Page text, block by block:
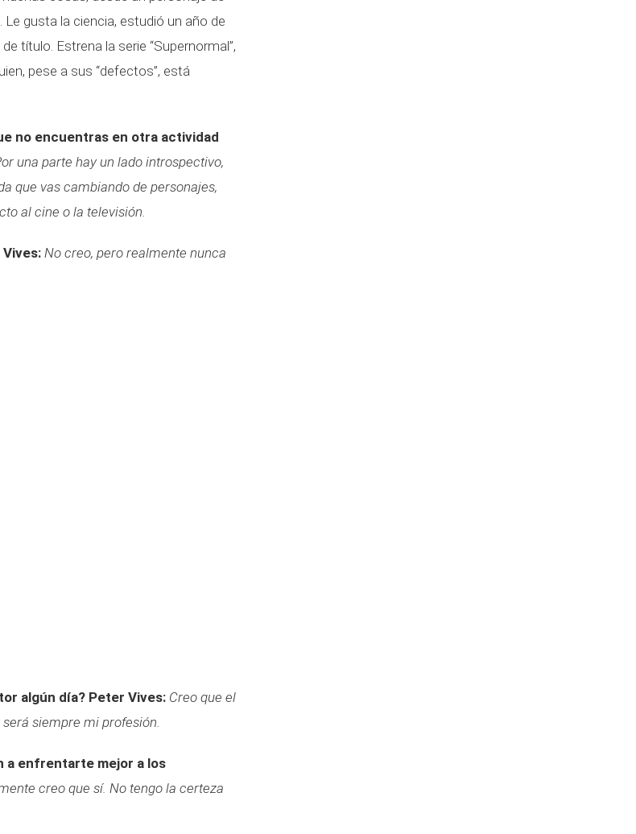
gusta la ciencia, estudió un año de
título. Estrena la serie “Supernormal”,
pese a sus “defectos”, está
no encuentras en otra actividad
una parte hay un lado introspectivo,
que vas cambiando de personajes,
al cine o la televisión.
No creo, pero realmente nunca
algún día? Peter Vives: Creo que el
siempre mi profesión.
a enfrentarte mejor a los
creo que sí. No tengo la certeza